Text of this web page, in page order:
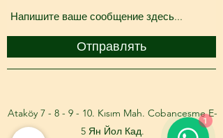
Отправлять
Ataköy 7 - 8 - 9 - 10. Kısım Mah. Cobancesme E-
5 Ян Йол Кад.
1